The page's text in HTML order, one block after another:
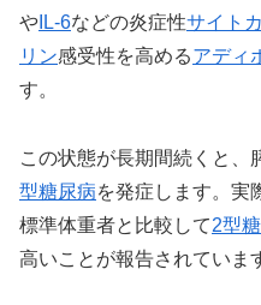
や IL-6などの炎症性サイト
リン感受性を高めるアディ
す。
この状態が長期間続くと、
型糖尿病を発症します。実
標準体重者と比較して2型
高いことが報告されていま